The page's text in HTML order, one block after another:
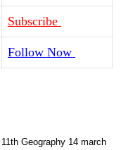
Subscribe
Follow Now
Geography 14 march